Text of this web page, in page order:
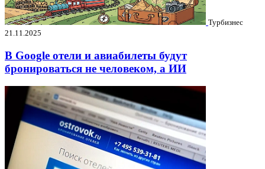
Турбизнес
21.11.2025
В Google отели и авиабилеты будут
бронироваться не человеком, а ИИ